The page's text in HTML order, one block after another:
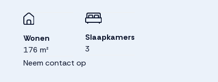
Wonen
176 m²
Slaapkamers
3
Neem contact op